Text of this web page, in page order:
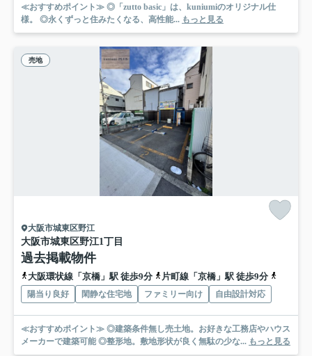
≪おすすめポイント≫ ◎「zutto basic」は、kuniumiのオリジナル仕
様。 ◎永くずっと住みたくなる、高性能... もっと見る
売地
大阪市城東区野江
大阪市城東区野江1丁目
過去掲載物件
大阪環状線「京橋」駅 徒歩9分 片町線「京橋」駅 徒歩9分
陽当り良好 閑静な住宅地 ファミリー向け 自由設計対応
≪おすすめポイント≫ ◎建築条件無し売土地。お好きな工務店やハウス
メーカーで建築可能 ◎整形地。敷地形状が良く無駄の少な... もっと見る